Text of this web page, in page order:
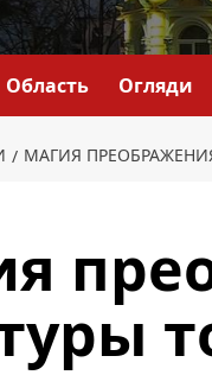
Область Огляди
МАГИЯ